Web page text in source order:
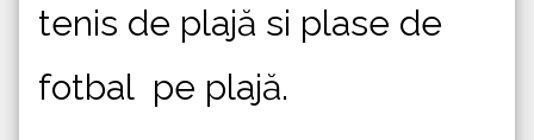
tenis de plajă si plase de
fotbal pe plajă.